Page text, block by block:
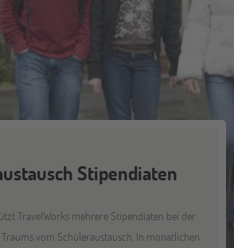
Stipendiaten
TravelWorks mehrere Stipendiaten bei der
vom Schüleraustausch. In monatlichen